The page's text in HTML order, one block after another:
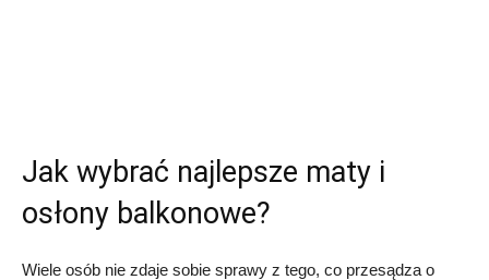
Jak wybrać najlepsze maty i
osłony balkonowe?
Wiele osób nie zdaje sobie sprawy z tego, co przesądza o